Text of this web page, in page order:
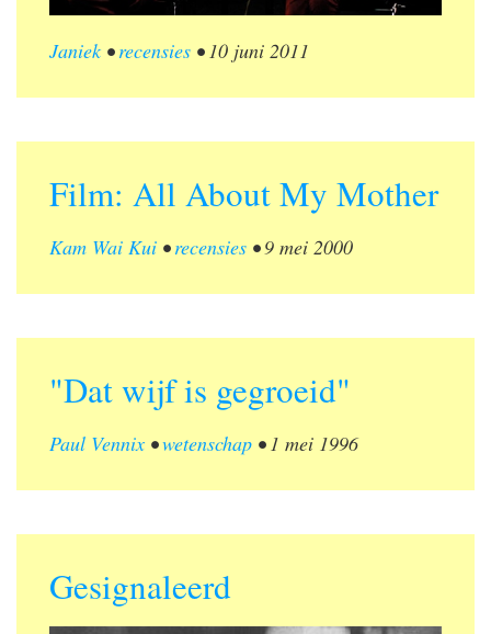
Janiek •recensies •10 juni 2011
Film: All About My Mother
Kam Wai Kui •recensies •9 mei 2000
"Dat wijf is gegroeid"
Paul Vennix •wetenschap •1 mei 1996
Gesignaleerd